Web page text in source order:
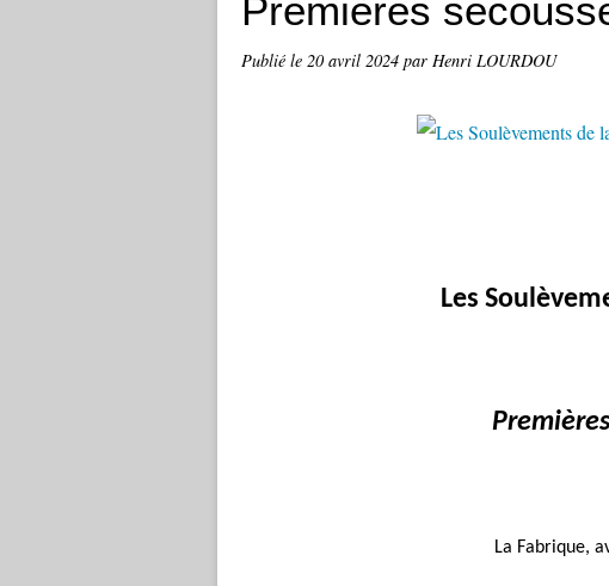
Premières
Publié le 20 avril 2024 par Henri LOURDOU
Les
La Fabrique,